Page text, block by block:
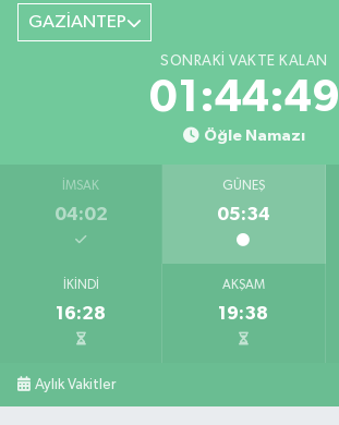
GAZİANTEP
SONRAKI VAKTE KALAN
01:44:48
Öğle Namazı
İMSAK
04:02
GÜNEŞ
05:34
İKINDI
16:28
AKŞAM
19:38
Aylık Vakitler